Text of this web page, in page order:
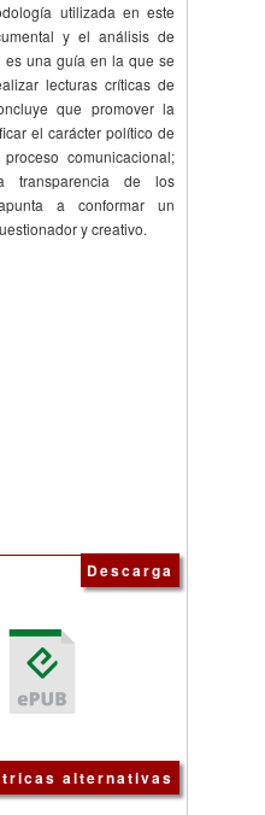
utilizada en este
y el análisis de
es una guía en la que se
lecturas críticas de
que promover la
el carácter político de
comunicacional;
transparencia de los
a conformar un
y creativo.
Descarga
alternativas